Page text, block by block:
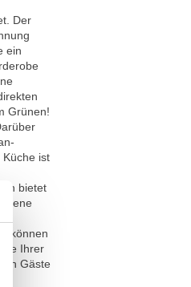
Der
ein
Grünen!
Küche ist
bietet
können
Ihrer
Gäste